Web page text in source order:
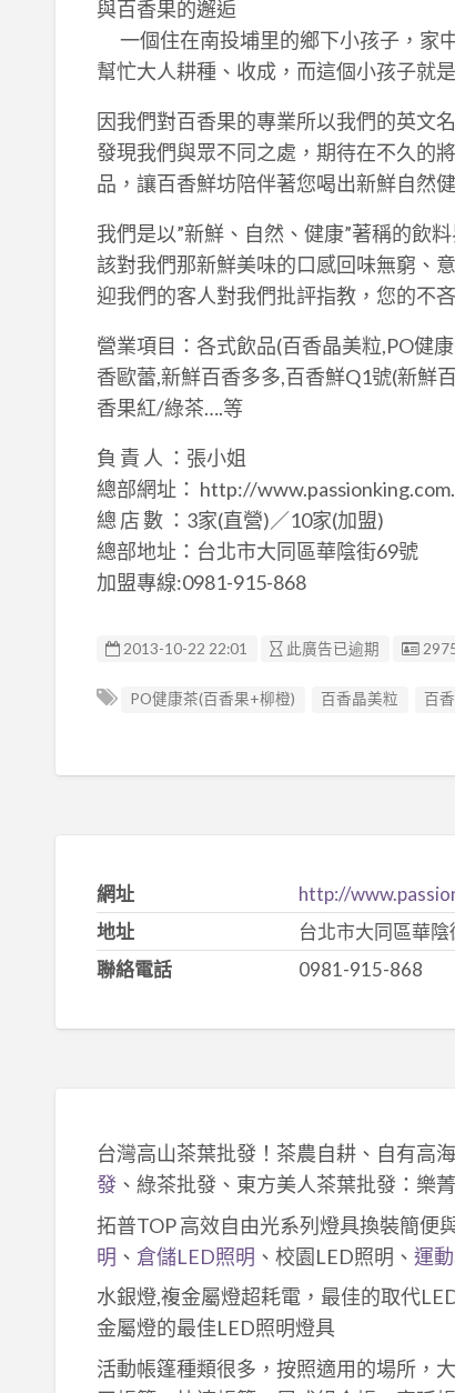
與百香果的邂逅
一個住在南投埔里的鄉下小孩子，家
幫忙大人耕種、收成，而這個小孩子就
因我們對百香果的專業所以我們的英文
發現我們與眾不同之處，期待在不久的
品，讓百香鮮坊陪伴著您喝出新鮮自然健
我們是以”新鮮、自然、健康”著稱的飲
該對我們那新鮮美味的口感回味無窮、
迎我們的客人對我們批評指教，您的不
營業項目：各式飲品(百香晶美粒,PO健
香歐蕾,新鮮百香多多,百香鮮Q1號(新鮮
香果紅/綠茶….等
負 責 人 ：張小姐
總部網址： http://
總 店 數 ：3家(直營)／10家(加盟)
總部地址：台北市大同區華陰街69號
加盟專線:0981-915-868
2013-10-22 22:01 此廣告已逾期 廣
PO健康茶(百香果+柳橙) 百香晶美粒 百
網址
http://
地址
台北市大同區華
聯絡電話
0981-915-868
台灣高山茶葉批發！茶農自耕、自有高
發、綠茶批發、東方美人茶葉批發：樂
拓普TOP 高效自由光系列燈具換裝簡便
明 、 倉儲LED照明 、校園LED照明、 運
水銀燈,複金屬燈超耗電，最佳的取代
金屬燈的最佳LED照明燈具
活動帳篷種類很多，按照適用的場所，